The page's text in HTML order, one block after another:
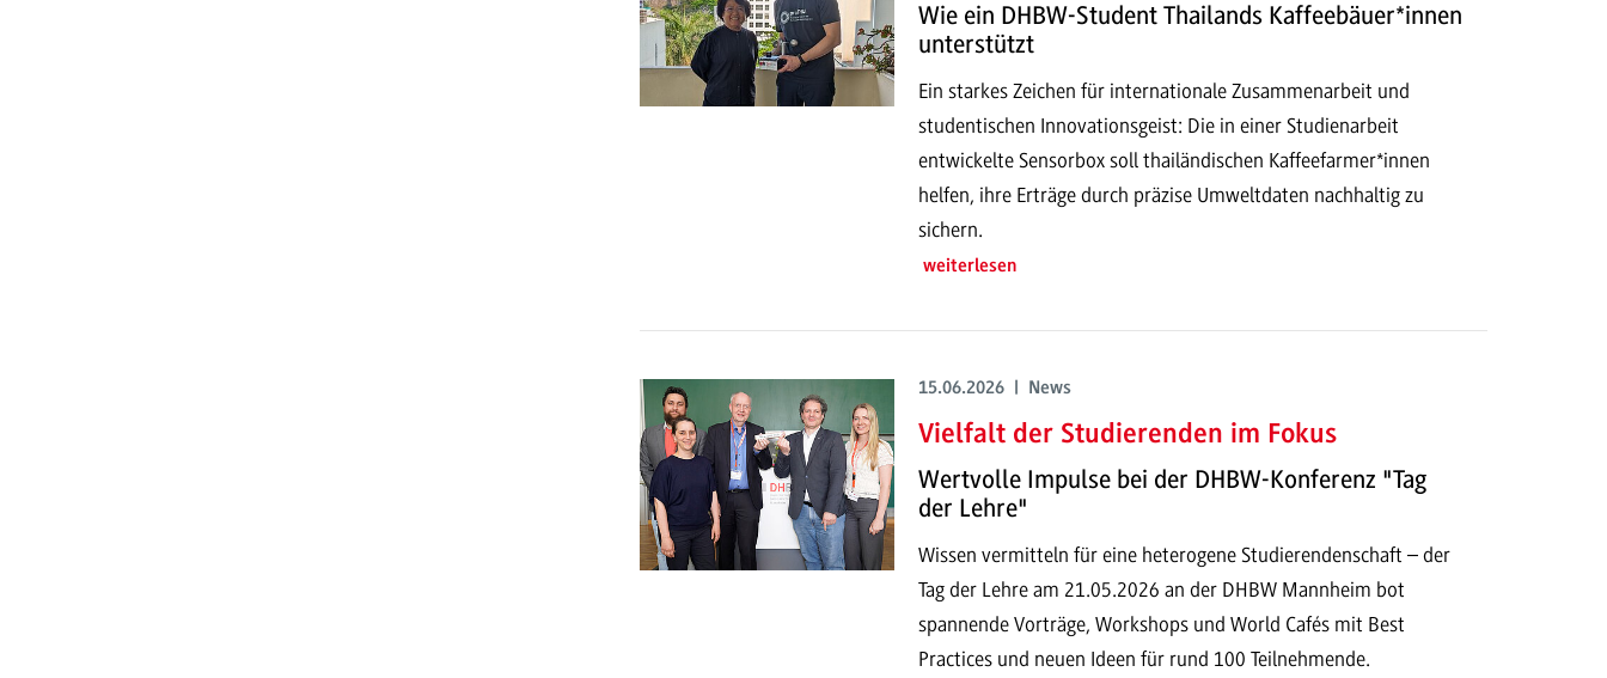
Wie ein DHBW-Student Thailands Kaffeebäuer*innen
unterstützt
Ein starkes Zeichen für internationale Zusammenarbeit und
studentischen Innovationsgeist: Die in einer Studienarbeit
entwickelte Sensorbox soll thailändischen Kaffeefarmer*innen
helfen, ihre Erträge durch präzise Umweltdaten nachhaltig zu
sichern.
weiterlesen
15.06.2026 | News
Vielfalt der Studierenden im Fokus
Wertvolle Impulse bei der DHBW-Konferenz "Tag
der Lehre"
Wissen vermitteln für eine heterogene Studierendenschaft – der
Tag der Lehre am 21.05.2026 an der DHBW Mannheim bot
spannende Vorträge, Workshops und World Cafés mit Best
Practices und neuen Ideen für rund 100 Teilnehmende.